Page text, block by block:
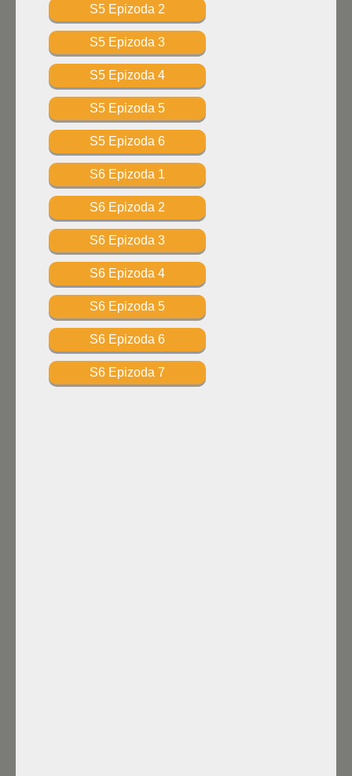
S5 Epizoda 2
S5 Epizoda 3
S5 Epizoda 4
S5 Epizoda 5
S5 Epizoda 6
S6 Epizoda 1
S6 Epizoda 2
S6 Epizoda 3
S6 Epizoda 4
S6 Epizoda 5
S6 Epizoda 6
S6 Epizoda 7